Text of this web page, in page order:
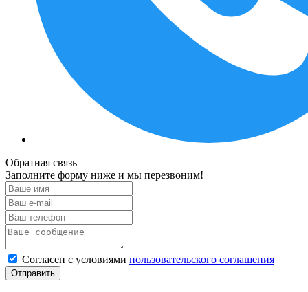
Обратная связь
Заполните форму ниже и мы перезвоним!
Согласен с условиями пользовательского соглашения
Отправить